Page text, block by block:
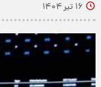
۱۶ تیر ۱۴۰۴